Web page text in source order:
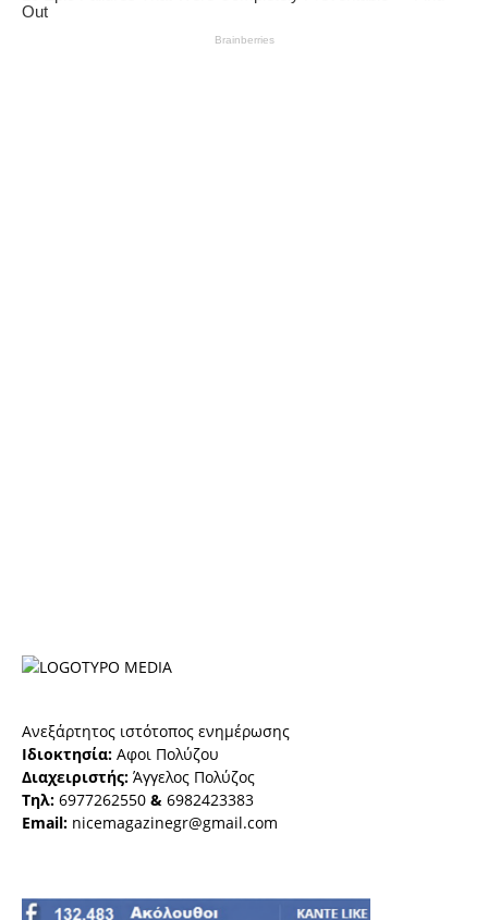
Ανεξάρτητος ιστότοπος ενημέρωσης
Ιδιοκτησία: Αφοι Πολύζου
Διαχειριστής: Άγγελος Πολύζος
Τηλ: 6977262550 & 6982423383
Email: nicemagazinegr@gmail.com